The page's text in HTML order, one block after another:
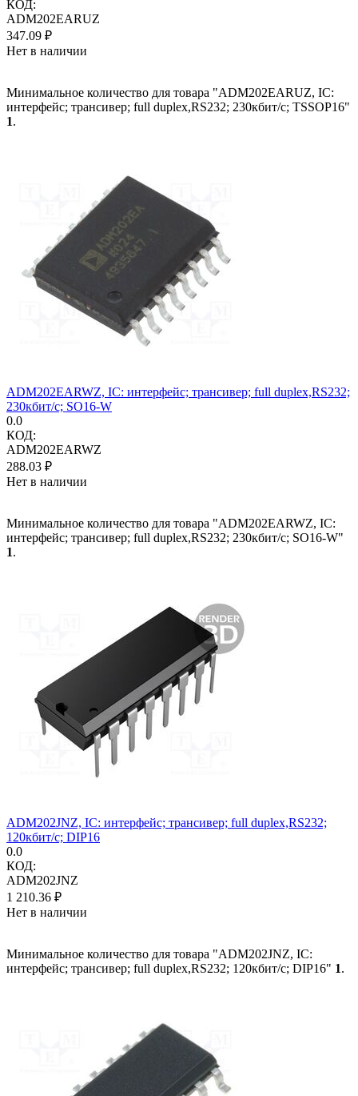
КОД:
ADM202EARUZ
347.09 ₽
Нет в наличии
Минимальное количество для товара "ADM202EARUZ, IC:
интерфейс; трансивер; full duplex,RS232; 230кбит/с; TSSOP16"
1.
ADM202EARWZ, IC: интерфейс; трансивер; full duplex,RS232;
230кбит/с; SO16-W
0.0
КОД:
ADM202EARWZ
288.03 ₽
Нет в наличии
Минимальное количество для товара "ADM202EARWZ, IC:
интерфейс; трансивер; full duplex,RS232; 230кбит/с; SO16-W"
1.
ADM202JNZ, IC: интерфейс; трансивер; full duplex,RS232;
120кбит/с; DIP16
0.0
КОД:
ADM202JNZ
1 210.36 ₽
Нет в наличии
Минимальное количество для товара "ADM202JNZ, IC:
интерфейс; трансивер; full duplex,RS232; 120кбит/с; DIP16" 1.